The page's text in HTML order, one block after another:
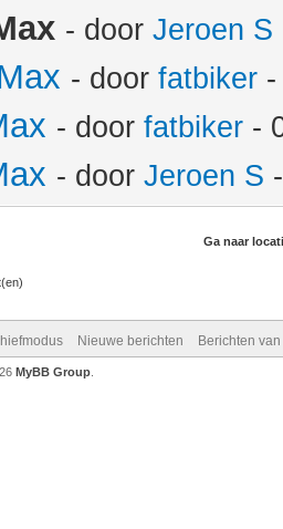
- door Jeroen S
- door fatbiker
- door fatbiker -
- door Jeroen S
Ga naar
Nieuwe berichten Berichten
MyBB Group